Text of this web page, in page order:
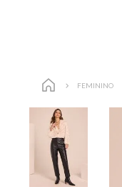
FEMININO